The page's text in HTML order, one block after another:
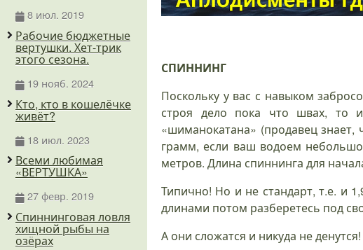
СПИННИНГ
Поскольку у вас с навыком
строя дело пока что швах, то
«шиманокатана» (продавец знает,
грамм, если ваш водоем
метров. Длина спиннинга для
Типично! Но и не стандарт, т.е. и
длинами потом разберетесь под
А они сложатся и никуда не денутся!
8 июл. 2019
Рабочие бюджетные
вертушки. Хет-трик
этого сезона.
19 нояб. 2024
Кто, кто в кошелёчке
живёт?
18 июл. 2023
Всеми любимая
«ВЕРТУШКА»
27 февр. 2019
Спиннинговая ловля
хищной рыбы на
озёрах